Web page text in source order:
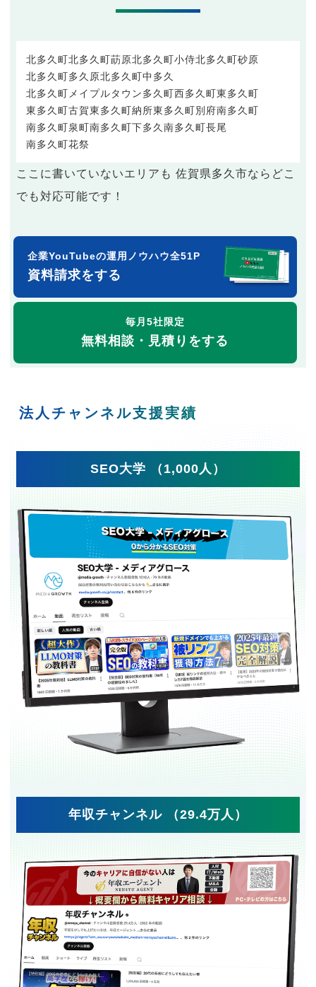
北多久町北多久町莇原北多久町小侍北多久町砂原
北多久町多久原北多久町中多久
北多久町メイプルタウン多久町西多久町東多久町
東多久町古賀東多久町納所東多久町別府南多久町
南多久町泉町南多久町下多久 南多久町長尾
南多久町花祭
ここに書いていないエリアも 佐賀県多久市ならどこ
でも対応可能です！
企業YouTubeの運用ノウハウ全51P
資料請求をする
毎月5社限定
無料相談・見積りをする
法人チャンネル支援実績
SEO大学 （1,000人）
年収チャンネル （29.4万人）